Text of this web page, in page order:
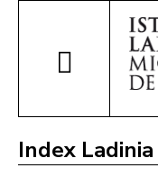
Index Ladinia